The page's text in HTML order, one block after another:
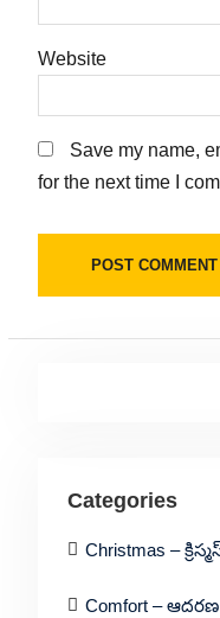
Website
Save my name,
for the next time I
Categories
Christmas –
Comfort –